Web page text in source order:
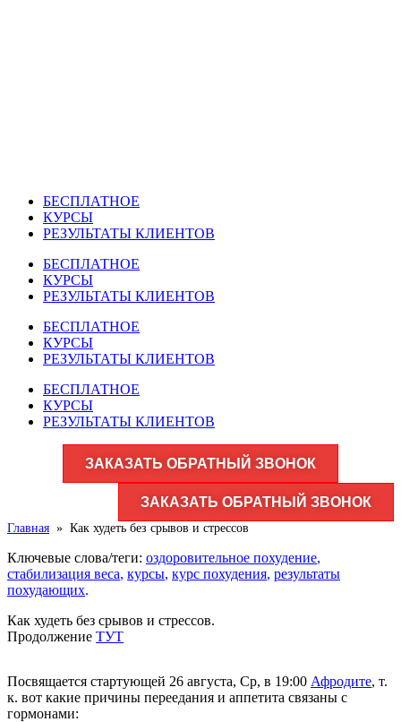
БЕСПЛАТНОЕ
КУРСЫ
РЕЗУЛЬТАТЫ КЛИЕНТОВ
БЕСПЛАТНОЕ
КУРСЫ
РЕЗУЛЬТАТЫ КЛИЕНТОВ
БЕСПЛАТНОЕ
КУРСЫ
РЕЗУЛЬТАТЫ КЛИЕНТОВ
БЕСПЛАТНОЕ
КУРСЫ
РЕЗУЛЬТАТЫ КЛИЕНТОВ
ЗАКАЗАТЬ ОБРАТНЫЙ ЗВОНОК
ЗАКАЗАТЬ ОБРАТНЫЙ ЗВОНОК
Главная » Как худеть без срывов и стрессов
Ключевые слова/теги: оздоровительное похудение,
стабилизация веса, курсы, курс похудения, результаты
похудающих.
Как худеть без срывов и стрессов.
Продолжение ТУТ
Посвящается стартующей 26 августа, Ср, в 19:00 Афродите, т.
к. вот какие причины переедания и аппетита связаны с
гормонами: